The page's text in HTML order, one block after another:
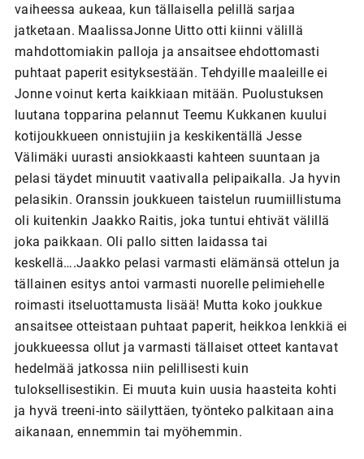
vaiheessa aukeaa, kun tällaisella pelillä sarjaa
jatketaan. MaalissaJonne Uitto otti kiinni välillä
mahdottomiakin palloja ja ansaitsee ehdottomasti
puhtaat paperit esityksestään. Tehdyille maaleille ei
Jonne voinut kerta kaikkiaan mitään. Puolustuksen
luutana topparina pelannut Teemu Kukkanen kuului
kotijoukkueen onnistujiin ja keskikentällä Jesse
Välimäki uurasti ansiokkaasti kahteen suuntaan ja
pelasi täydet minuutit vaativalla pelipaikalla. Ja hyvin
pelasikin. Oranssin joukkueen taistelun ruumiillistuma
oli kuitenkin Jaakko Raitis, joka tuntui ehtivät välillä
joka paikkaan. Oli pallo sitten laidassa tai
keskellä….Jaakko pelasi varmasti elämänsä ottelun ja
tällainen esitys antoi varmasti nuorelle pelimiehelle
roimasti itseluottamusta lisää! Mutta koko joukkue
ansaitsee otteistaan puhtaat paperit, heikkoa lenkkiä ei
joukkueessa ollut ja varmasti tällaiset otteet kantavat
hedelmää jatkossa niin pelillisesti kuin
tuloksellisestikin. Ei muuta kuin uusia haasteita kohti
ja hyvä treeni-into säilyttäen, työnteko palkitaan aina
aikanaan, ennemmin tai myöhemmin.